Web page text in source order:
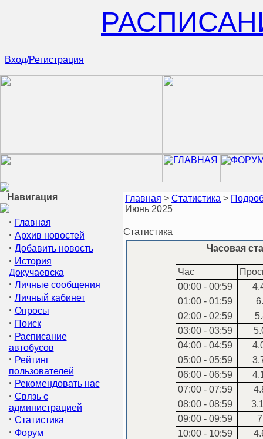
Вход/Регистрация
Навигация
· Главная
· Архив новостей
· Добавить новость
· История
Докучаевска
· Личные сообщения
· Личный кабинет
· Опросы
· Поиск
· Расписание
автобусов
· Рейтинг
пользователей
· Рекомендовать нас
· Связь с
администрацией
· Статистика
· Форум
Главная > Статистика >
Июнь 2025
Статистика
Часовая
Час
00:00 - 00:59
01:00 - 01:59
02:00 - 02:59
03:00 - 03:59
04:00 - 04:59
05:00 - 05:59
06:00 - 06:59
07:00 - 07:59
08:00 - 08:59
09:00 - 09:59
10:00 - 10:59